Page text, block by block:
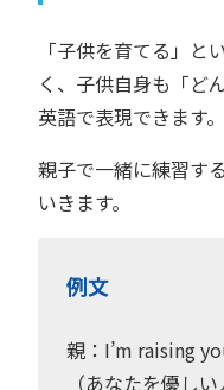
「子供を育てる」
く、子供自身も「ど
英語で表現できます。
親子で一緒に練習す
いきます。
例文
親：I’m raising
（あなたを優し